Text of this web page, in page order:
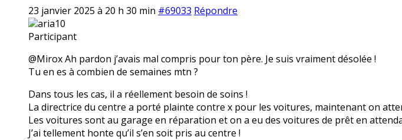
23 janvier 2025 à 20 h 30 min #69033 Répondre
aria10
Participant
@Mirox Ah pardon j’avais mal compris pour ton père. Je suis vraiment désolée !
Tu en es à combien de semaines mtn ?
Dans tous les cas, il a réellement besoin de soins !
La directrice du centre a porté plainte contre x pour les voitures, maintenant on
Les voitures sont au garage en réparation et on a eu des voitures de prêt en
J’ai tellement honte qu’il s’en soit pris au centre !